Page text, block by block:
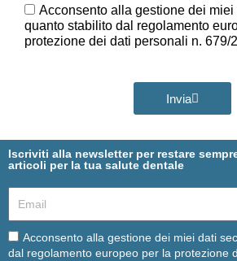
GDPR
Acconsento alla gestione dei
quanto stabilito dal regolamento
protezione dei dati personali n. 679/
Invia
Iscriviti alla newsletter per restare
articoli per la tua salute dentale
Email
Email
Acconsento alla gestione dei miei dati
dal regolamento europeo per la protezione